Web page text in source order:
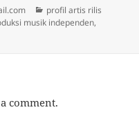
Categories
profil artis rilis
musik independen,
comment.